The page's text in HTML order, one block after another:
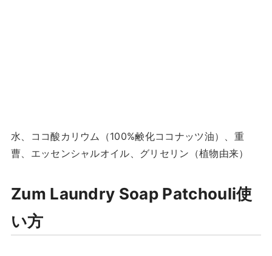
水、ココ酸カリウム（100%鹸化ココナッツ油）、重
曹、エッセンシャルオイル、グリセリン（植物由来）
Zum Laundry Soap Patchouli使
い方